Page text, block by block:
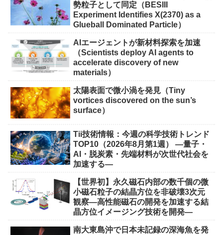
勢粒子として同定（BESIII
Experiment Identifies X(2370) as a
Glueball Dominated Particle）
AIエージェントが新材料探索を加速
（Scientists deploy AI agents to
accelerate discovery of new
materials）
太陽表面で微小渦を発見（Tiny
vortices discovered on the sun’s
surface）
Tii技術情報：今週の科学技術トレンド
TOP10（2026年8月第1週） ―量子・
AI・脱炭素・先端材料が次世代社会を
加速する―
【世界初】永久磁石内部の数千個の微
小磁石粒子の結晶方位を非破壊3次元
観察―高性能磁石の開発を加速する結
晶方位イメージング技術を開発―
南大東島沖で日本未記録の深海魚を発